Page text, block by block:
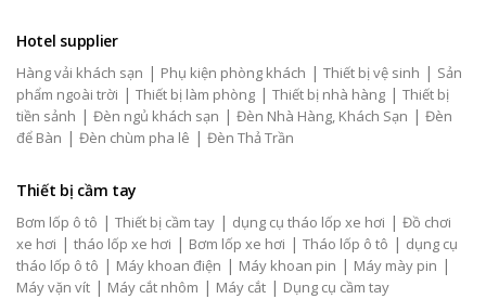
Hotel supplier
Hàng vải khách sạn | Phụ kiện phòng khách | Thiết bị vệ sinh | Sản
phẩm ngoài trời | Thiết bị làm phòng | Thiết bị nhà hàng | Thiết bị
tiền sảnh | Đèn ngủ khách sạn | Đèn Nhà Hàng, Khách Sạn | Đèn
để Bàn | Đèn chùm pha lê | Đèn Thả Trần
Thiết bị cầm tay
Bơm lốp ô tô | Thiết bị cầm tay | dụng cụ tháo lốp xe hơi | Đồ chơi
xe hơi | tháo lốp xe hơi | Bơm lốp xe hơi | Tháo lốp ô tô | dụng cụ
tháo lốp ô tô | Máy khoan điện | Máy khoan pin | Máy mày pin |
Máy vặn vít | Máy cắt nhôm | Máy cắt | Dụng cụ cầm tay